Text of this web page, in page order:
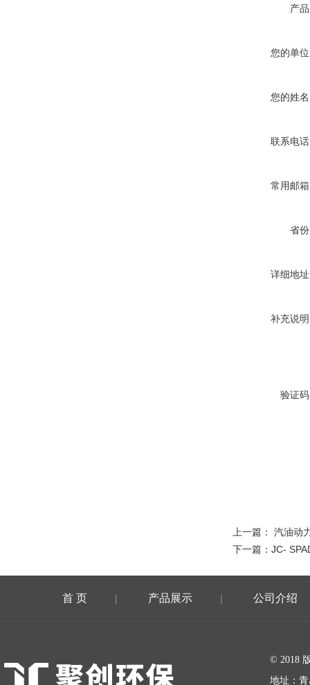
产
您的单
您的姓
联系电
常用邮
省
详细地
补充说
验证
上一篇： 汽油动
下一篇： JC-
首 页 | 产品展示 | 公司介绍
© 2018
地址：